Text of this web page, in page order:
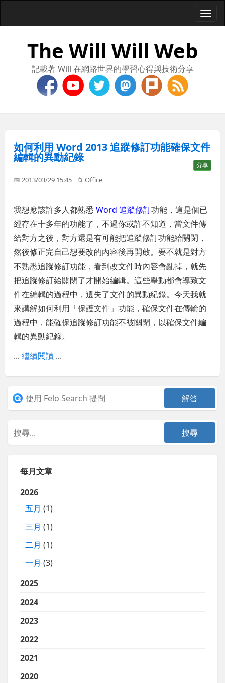
The Will Will Web
記載著 Will 在網路世界的學習心得與技術分享
如何利用 Word 2013 追蹤修訂功能確保文件
編輯的異動紀錄
分享
📅 2013/03/29 15:45 📁Office
我想應該許多人都熟悉Word 追蹤修訂功能，這是個已
經存在十多年的功能了，不過你或許不知道，當文件傳
給對方之後，對方還是有可能把追蹤修訂功能給關閉，
然後修正完自己想要改的內容後再開啟。要不就是對方
不熟悉追蹤修訂功能，看到改文件時內容會亂掉，就先
把追蹤修訂給關閉了才開始編輯。這些舉動都會導致文
件在編輯的過程中，遺失了文件的異動紀錄。今天我就
來講解如何利用「保護文件」功能，確保文件在傳輸的
過程中，能確保追蹤修訂功能不被關閉，以確保文件編
輯的異動紀錄。
...繼續閱讀 ...
每月文章
2026
五月 (1)
三月 (1)
二月 (1)
一月 (3)
2025
2024
2023
2022
2021
2020